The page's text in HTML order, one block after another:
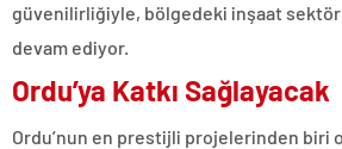
güvenilirliğiyle, bölgedeki inşaat
devam ediyor.
Ordu’ya Katkı Sağlayacak
Ordu’nun en prestijli projelerinden biri